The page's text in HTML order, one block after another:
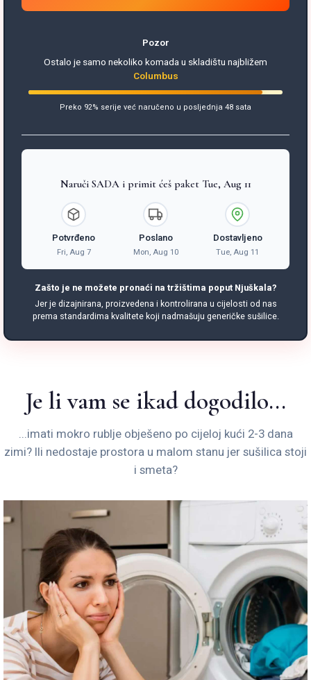
Pozor
Ostalo je samo nekoliko komada u skladištu najbližem
Columbus
Preko 92% serije već naručeno u posljednja 48 sata
Naruči SADA i primit ćeš paket Tue, Aug 11
Potvrđeno
Fri, Aug 7
Poslano
Mon, Aug 10
Dostavljeno
Tue, Aug 11
Zašto je ne možete pronaći na tržištima poput Njuškala?
Jer je dizajnirana, proizvedena i kontrolirana u cijelosti od nas
prema standardima kvalitete koji nadmašuju generičke sušilice.
Je li vam se ikad dogodilo...
...imati mokro rublje obješeno po cijeloj kući 2-3 dana
zimi? Ili nedostaje prostora u malom stanu jer sušilica stoji
i smeta?